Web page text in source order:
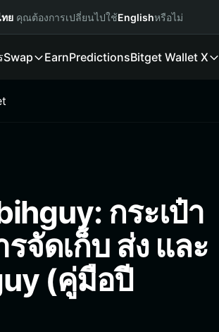
ย คุณต้องการเปลี่ยนไปใช้Englishหรือไม่
Swap EarnPredictionsBitget Wallet X
กระเป๋า
จัดเก็บ ส่ง และ
(คู่มือปี